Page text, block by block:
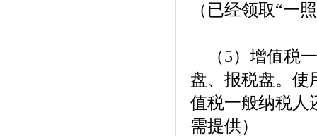
（已经领取“一
（5）增值税
盘、报税盘。使
值税一般纳税人
需提供）